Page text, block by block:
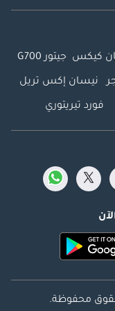
كيكس جيتور G700
نيسان إكس تريل
فورد تيريتوري